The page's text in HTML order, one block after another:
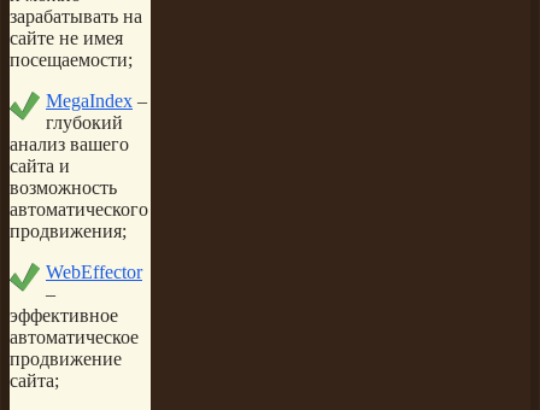
зарабатывать на
сайте не имея
посещаемости;
MegaIndex –
глубокий
анализ вашего
сайта и
возможность
автоматического
продвижения;
WebEffector
–
эффективное
автоматическое
продвижение
сайта;